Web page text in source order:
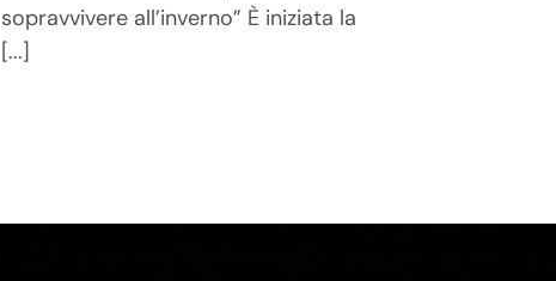
sopravvivere all’inverno” È iniziata la
[...]